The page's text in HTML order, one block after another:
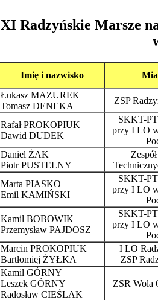
XI Radzyńskie Marsze
Imię i nazwisko
Łukasz MAZUREK
Tomasz DENEKA
ZSP
Rafał PROKOPIUK
Dawid DUDEK
SKKT-
przy I LO
Daniel ŻAK
Piotr PUSTELNY
Marta PIASKO
Emil KAMIŃSKI
SKKT-
przy I LO
Kamil BOBOWIK
Przemysław PAJDOSZ
SKKT-
przy I LO
Marcin PROKOPIUK
Bartłomiej ŻYŁKA
I LO
ZSP
Kamil GÓRNY
Leszek GÓRNY
Radosław CIEŚLAK
ZSR Wola